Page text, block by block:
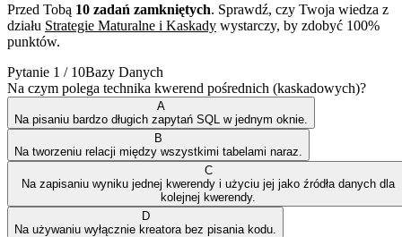
Przed Tobą 10 zadań zamkniętych. Sprawdź, czy Twoja wiedza z
działu Strategie Maturalne i Kaskady wystarczy, by zdobyć 100%
punktów.
Pytanie 1 / 10Bazy Danych
Na czym polega technika kwerend pośrednich (kaskadowych)?
A
Na pisaniu bardzo długich zapytań SQL w jednym oknie.
B
Na tworzeniu relacji między wszystkimi tabelami naraz.
C
Na zapisaniu wyniku jednej kwerendy i użyciu jej jako źródła danych dla
kolejnej kwerendy.
D
Na używaniu wyłącznie kreatora bez pisania kodu.